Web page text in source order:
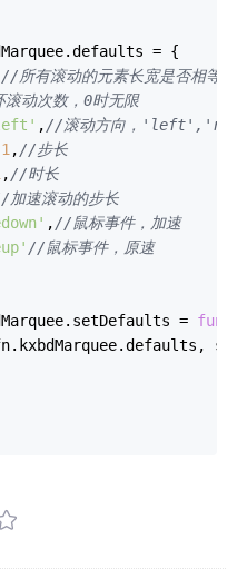
= {
//所有滚动的元素长宽是否相等
动次数，0时无限
,//滚动方向，
1 ,//步长
,//时长
速滚动的步长
,//鼠标事件，加速
//鼠标事件，原速
=